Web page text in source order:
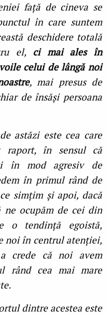
față de cineva se
în care suntem
deschidere totală
el, ci mai ales în
celui de lângă noi
, mai presus de
de însăși persoana
astăzi este cea care
raport, în sensul că
în mod agresiv de
în primul rând de
simțim și apoi, dacă
ne ocupăm de cei din
o tendință egoistă,
noi în centrul atenției,
crede că noi avem
rând cea mai mare
dintre acestea este